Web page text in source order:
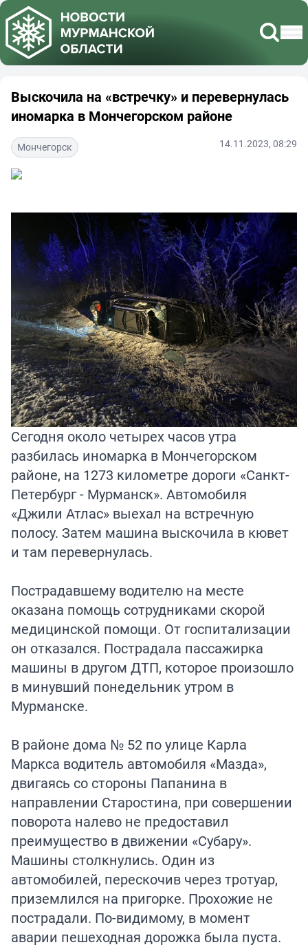
Выскочила на «встречку» и перевернулась
иномарка в Мончегорском районе
Мончегорск 14.11.2023, 08:29
Сегодня около четырех часов утра
разбилась иномарка в Мончегорском
районе, на 1273 километре дороги «Санкт-
Петербург - Мурманск». Автомобиля
«Джили Атлас» выехал на встречную
полосу. Затем машина выскочила в кювет
и там перевернулась.
Пострадавшему водителю на месте
оказана помощь сотрудниками скорой
медицинской помощи. От госпитализации
он отказался. Пострадала пассажирка
машины в другом ДТП, которое произошло
в минувший понедельник утром в
Мурманске.
В районе дома № 52 по улице Карла
Маркса водитель автомобиля «Мазда»,
двигаясь со стороны Папанина в
направлении Старостина, при совершении
поворота налево не предоставил
преимущество в движении «Субару».
Машины столкнулись. Один из
автомобилей, перескочив через тротуар,
приземлился на пригорке. Прохожие не
пострадали. По-видимому, в момент
аварии пешеходная дорожка была пуста.